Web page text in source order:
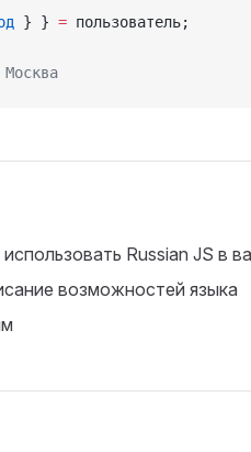
} } = пользователь;
использовать Russian JS в
возможностей языка